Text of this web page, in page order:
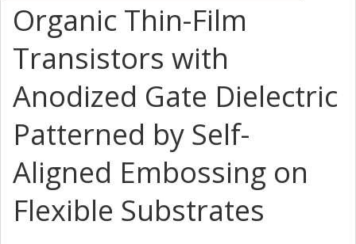
Organic Thin-Film
Transistors with
Anodized Gate Dielectric
Patterned by Self-
Aligned Embossing on
Flexible Substrates